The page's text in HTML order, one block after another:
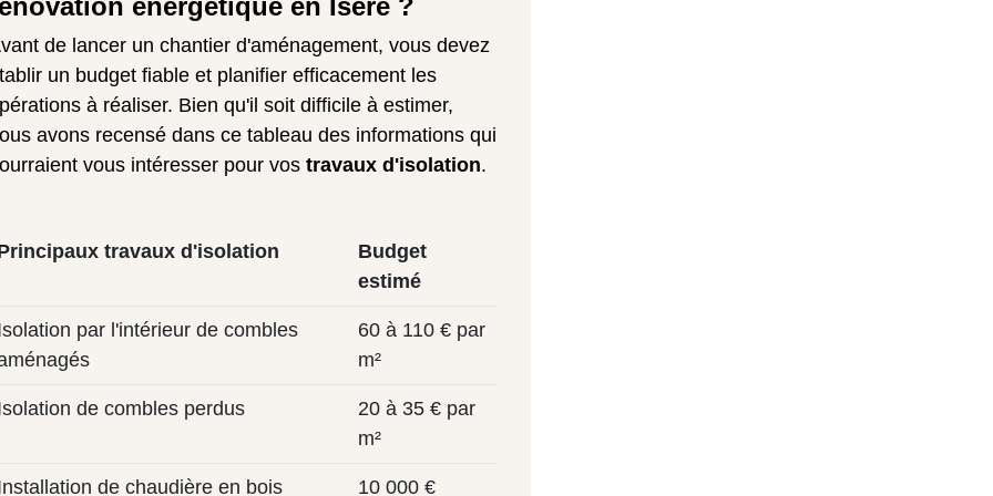
énergétique en Isère ?
de lancer un chantier d'aménagement, vous devez
un budget fiable et planifier efficacement les
à réaliser. Bien qu'il soit difficile à estimer,
avons recensé dans ce tableau des informations qui
vous intéresser pour vos travaux d'isolation.
travaux d'isolation
Budget
estimé
par l'intérieur de combles
60 à 110 € par
m²
de combles perdus
20 à 35 € par
m²
de chaudière en bois 10 000 €